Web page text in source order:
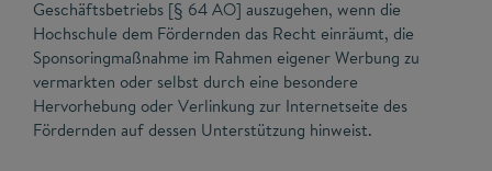
Geschäftsbetriebs [§ 64 AO] auszugehen, wenn die
Hochschule dem Fördernden das Recht einräumt, die
Sponsoringmaßnahme im Rahmen eigener Werbung zu
vermarkten oder selbst durch eine besondere
Hervorhebung oder Verlinkung zur Internetseite des
Fördernden auf dessen Unterstützung hinweist.